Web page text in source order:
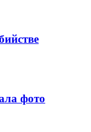
фото